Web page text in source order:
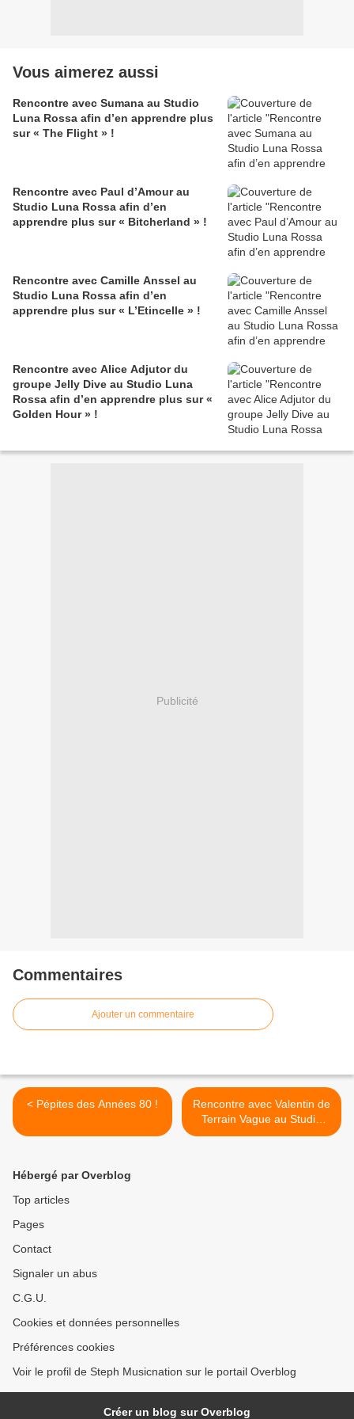
Vous aimerez aussi
Rencontre avec Sumana au Studio
Luna Rossa afin d’en apprendre plus
sur « The Flight » !
Rencontre avec Paul d’Amour au
Studio Luna Rossa afin d’en
apprendre plus sur « Bitcherland » !
Rencontre avec Camille Anssel au
Studio Luna Rossa afin d’en
apprendre plus sur « L’Etincelle » !
Rencontre avec Alice Adjutor du
groupe Jelly Dive au Studio Luna
Rossa afin d’en apprendre plus sur «
Golden Hour » !
Publicité
Commentaires
Ajouter un commentaire
< Pépites des Années 80 !
Rencontre avec Valentin de
Terrain Vague au Studio
Luna Rossa à l’occasion de
Hébergé par Overblog
Top articles
Pages
Contact
Signaler un abus
C.G.U.
Cookies et données personnelles
Préférences cookies
Voir le profil de Steph Musicnation sur le portail Overblog
Créer un blog sur Overblog